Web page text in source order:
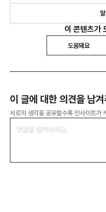
이 콘텐츠가
도움돼요
이 글에 대한 의견을 남
서로의 생각을 공유할수록 인사이트가